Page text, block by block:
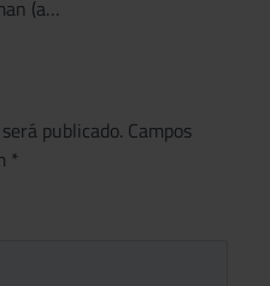
(a…
publicado. Campos
*